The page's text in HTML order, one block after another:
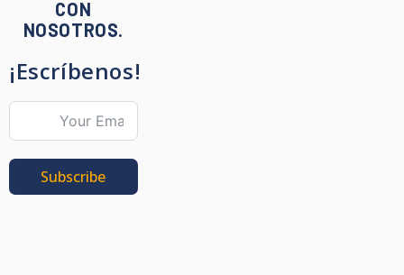
CON
NOSOTROS.
¡Escríbenos!
Subscribe